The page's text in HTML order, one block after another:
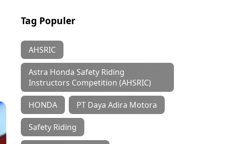
Tag Populer
AHSRIC
Astra Honda Safety Riding
Instructors Competition (AHSRIC)
HONDA PT Daya Adira Motora
Safety Riding